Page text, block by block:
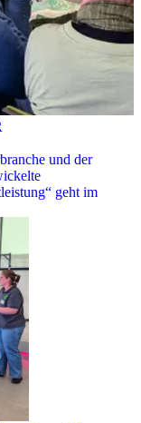
und der
geht im